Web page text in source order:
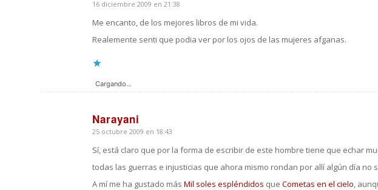
Dice:
16 diciembre 2009 en 21:38
Me encanto, de los mejores libros de mi vida.
Realemente senti que podia ver por los ojos de las mujeres afganas.
Cargando...
Narayani
Dice:
25 octubre 2009 en 18:43
Sí, está claro que por la forma de escribir de este hombre tiene que echar
todas las guerras e injusticias que ahora mismo rondan por allí algún día no
A mí me ha gustado más Mil soles espléndidos que Cometas en el cielo,